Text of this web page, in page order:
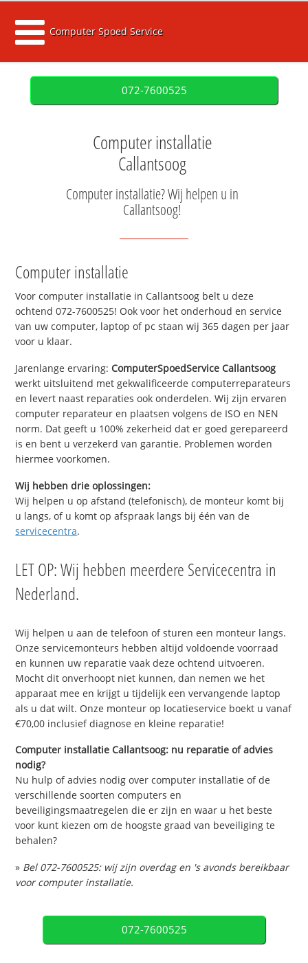
Computer Spoed Service
072-7600525
Computer installatie
Callantsoog
Computer installatie? Wij helpen u in
Callantsoog!
Computer installatie
Voor computer installatie in Callantsoog belt u deze
ochtend 072-7600525! Ook voor het onderhoud en service
van uw computer, laptop of pc staan wij 365 dagen per jaar
voor u klaar.
Jarenlange ervaring:ComputerSpoedService Callantsoog
werkt uitsluitend met gekwalificeerde computerreparateurs
en levert naast reparaties ook onderdelen. Wij zijn ervaren
computer reparateur en plaatsen volgens de ISO en NEN
norm. Dat geeft u 100% zekerheid dat er goed gerepareerd
is en bent u verzekerd van garantie. Problemen worden
hiermee voorkomen.
Wij hebben drie oplossingen:
Wij helpen u op afstand (telefonisch), de monteur komt bij
u langs, of u komt op afspraak langs bij één van de
servicecentra.
LET OP: Wij hebben meerdere Servicecentra in
Nederland.
Wij helpen u aan de telefoon of sturen een monteur langs.
Onze servicemonteurs hebben altijd voldoende voorraad
en kunnen uw reparatie vaak deze ochtend uitvoeren.
Mocht dit onverhoopt niet kunnen, dan nemen we het
apparaat mee en krijgt u tijdelijk een vervangende laptop
als u dat wilt. Onze monteur op locatieservice boekt u vanaf
€70,00 inclusief diagnose en kleine reparatie!
Computer installatie Callantsoog: nu reparatie of advies
nodig?
Nu hulp of advies nodig over computer installatie of de
verschillende soorten computers en
beveiligingsmaatregelen die er zijn en waar u het beste
voor kunt kiezen om de hoogste graad van beveiliging te
behalen?
» Bel 072-7600525: wij zijn overdag en 's avonds bereikbaar
voor computer installatie.
072-7600525